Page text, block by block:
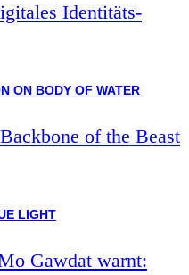
Identitäts-
of the Beast
Gawdat warnt: